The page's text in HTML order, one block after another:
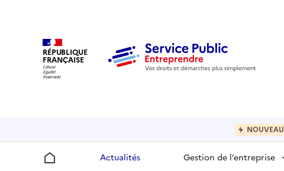
RÉPUBLIQUE
FRANÇAISE
NOUVEAU
Accueil Actualités Gestion de l’entreprise